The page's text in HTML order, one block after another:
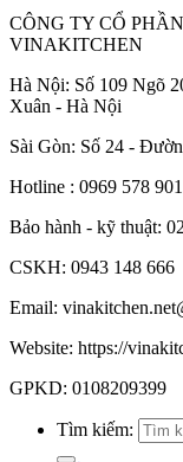
CÔNG TY CỔ
VINAKITCHEN
Hà Nội: Số 109 Ngõ
Xuân - Hà Nội
Sài Gòn: Số 24 -
Hotline : 0969 578
Bảo hành - kỹ thuật:
CSKH: 0943 148 666
Email:
Website: https://
GPKD: 0108209399
Tìm kiếm: